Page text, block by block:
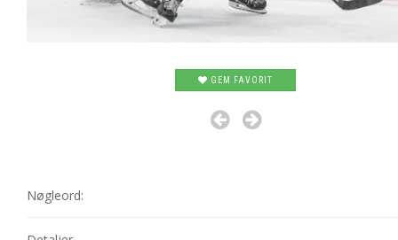
GEM FAVORIT
Nøgleord: